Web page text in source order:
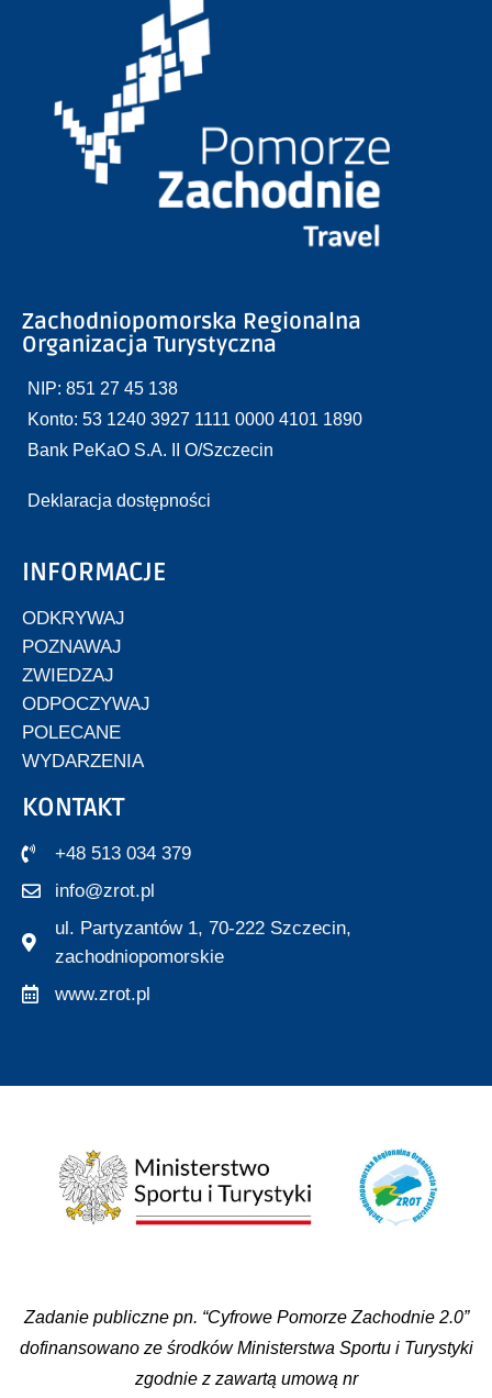
Zachodniopomorska Regionalna
Organizacja Turystyczna
NIP: 851 27 45 138
Konto: 53 1240 3927 1111 0000 4101 1890
Bank PeKaO S.A. II O/Szczecin
Deklaracja dostępności
INFORMACJE
ODKRYWAJ
POZNAWAJ
ZWIEDZAJ
ODPOCZYWAJ
POLECANE
WYDARZENIA
KONTAKT
+48 513 034 379
info@zrot.pl
ul. Partyzantów 1, 70-222 Szczecin,
zachodniopomorskie
www.zrot.pl
Zadanie publiczne pn. “Cyfrowe Pomorze Zachodnie 2.0”
dofinansowano ze środków Ministerstwa Sportu i Turystyki
zgodnie z zawartą umową nr